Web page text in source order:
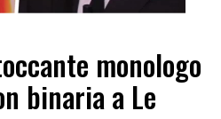
monologo
binaria a Le